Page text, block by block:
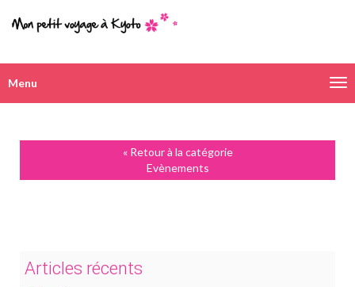
Menu
« Retour à la catégorie
Evènements
Articles récents